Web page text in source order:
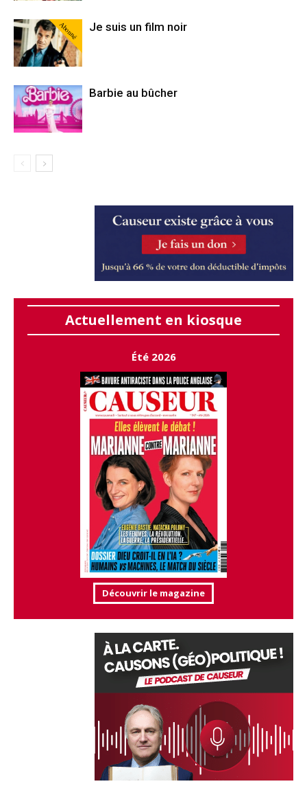
Abonné Je suis un film noir
Barbie au bûcher
Actuellement en kiosque
Été 2026
Découvrir le magazine